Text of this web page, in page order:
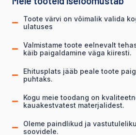
Toote värvi on võimalik valida
ulatuses
Valmistame toote eelnevalt
käib paigaldamine väga kiiresti.
Ehitusplats jääb peale toote
puhtaks.
Kogu meie toodang on
kauakestvatest materjalidest.
Oleme paindlikud ja
soovidele.